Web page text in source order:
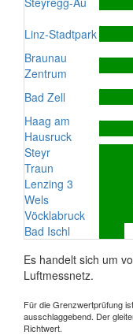
Linz-Stadtpark
Braunau
Zentrum
Bad Zell
Haag am
Hausruck
Steyr
Traun
Lenzing 3
Wels
Vöcklabruck
Bad Ischl
Es handelt sich um
Luftmessnetz.
Für die Grenzwertprüfung
ausschlaggebend. Der
Richtwert.